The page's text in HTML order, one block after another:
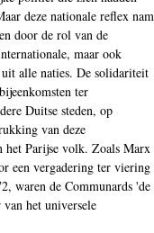
deze nationale reflex nam
door de rol van de
maar ook
uit alle naties. De solidariteit
ter
Duitse steden, op
van deze
het Parijse volk. Zoals Marx
een vergadering ter viering
waren de Communards 'de
het universele